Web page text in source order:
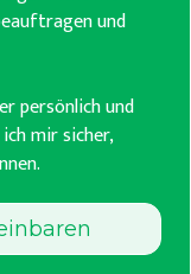
und
persönlich und
mir sicher,